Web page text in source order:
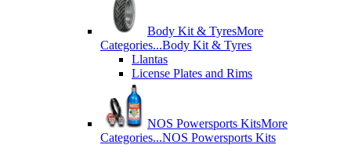
Body Kit & TyresMore
Categories...Body Kit & Tyres
Llantas
License Plates and Rims
NOS Powersports KitsMore
Categories...NOS Powersports Kits